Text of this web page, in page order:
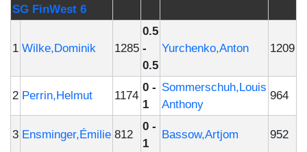
SG FinWest 6
1 Wilke,Dominik 1285
0.5
-
0.5
Yurchenko,Anton 1209
2 Perrin,Helmut 1174
0 -
1
Sommerschuh,Louis
Anthony
964
3 Ensminger,Émilie 812
0 -
1
Bassow,Artjom 952